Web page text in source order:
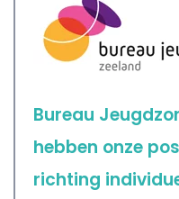
Bureau
hebben onze
richting